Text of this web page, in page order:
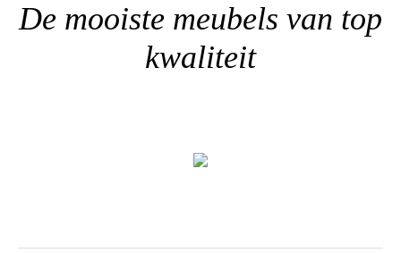
De mooiste meubels van top
kwaliteit